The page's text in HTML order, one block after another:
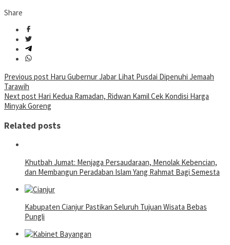
Share
Post
navigation
Previous post Haru Gubernur Jabar Lihat Pusdai Dipenuhi Jemaah
Tarawih
Next post Hari Kedua Ramadan, Ridwan Kamil Cek Kondisi Harga
Minyak Goreng
Related posts
Khutbah Jumat: Menjaga Persaudaraan, Menolak Kebencian,
dan Membangun Peradaban Islam Yang Rahmat Bagi Semesta
Kabupaten Cianjur Pastikan Seluruh Tujuan Wisata Bebas
Pungli